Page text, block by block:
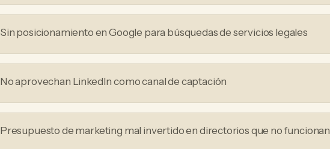
Sin posicionamiento en Google para búsquedas de servicios legales
No aprovechan LinkedIn como canal de captación
Presupuesto de marketing mal invertido en directorios que no funcionan